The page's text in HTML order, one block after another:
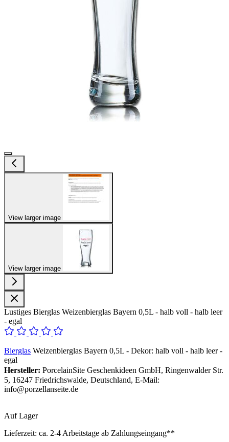
View larger image
View larger image
Lustiges Bierglas Weizenbierglas Bayern 0,5L - halb voll - halb leer
- egal
Bierglas Weizenbierglas Bayern 0,5L - Dekor: halb voll - halb leer -
egal
Hersteller: PorcelainSite Geschenkideen GmbH, Ringenwalder Str.
5, 16247 Friedrichswalde, Deutschland, E-Mail:
info@porzellanseite.de
Auf Lager
Lieferzeit: ca. 2-4 Arbeitstage ab Zahlungseingang**